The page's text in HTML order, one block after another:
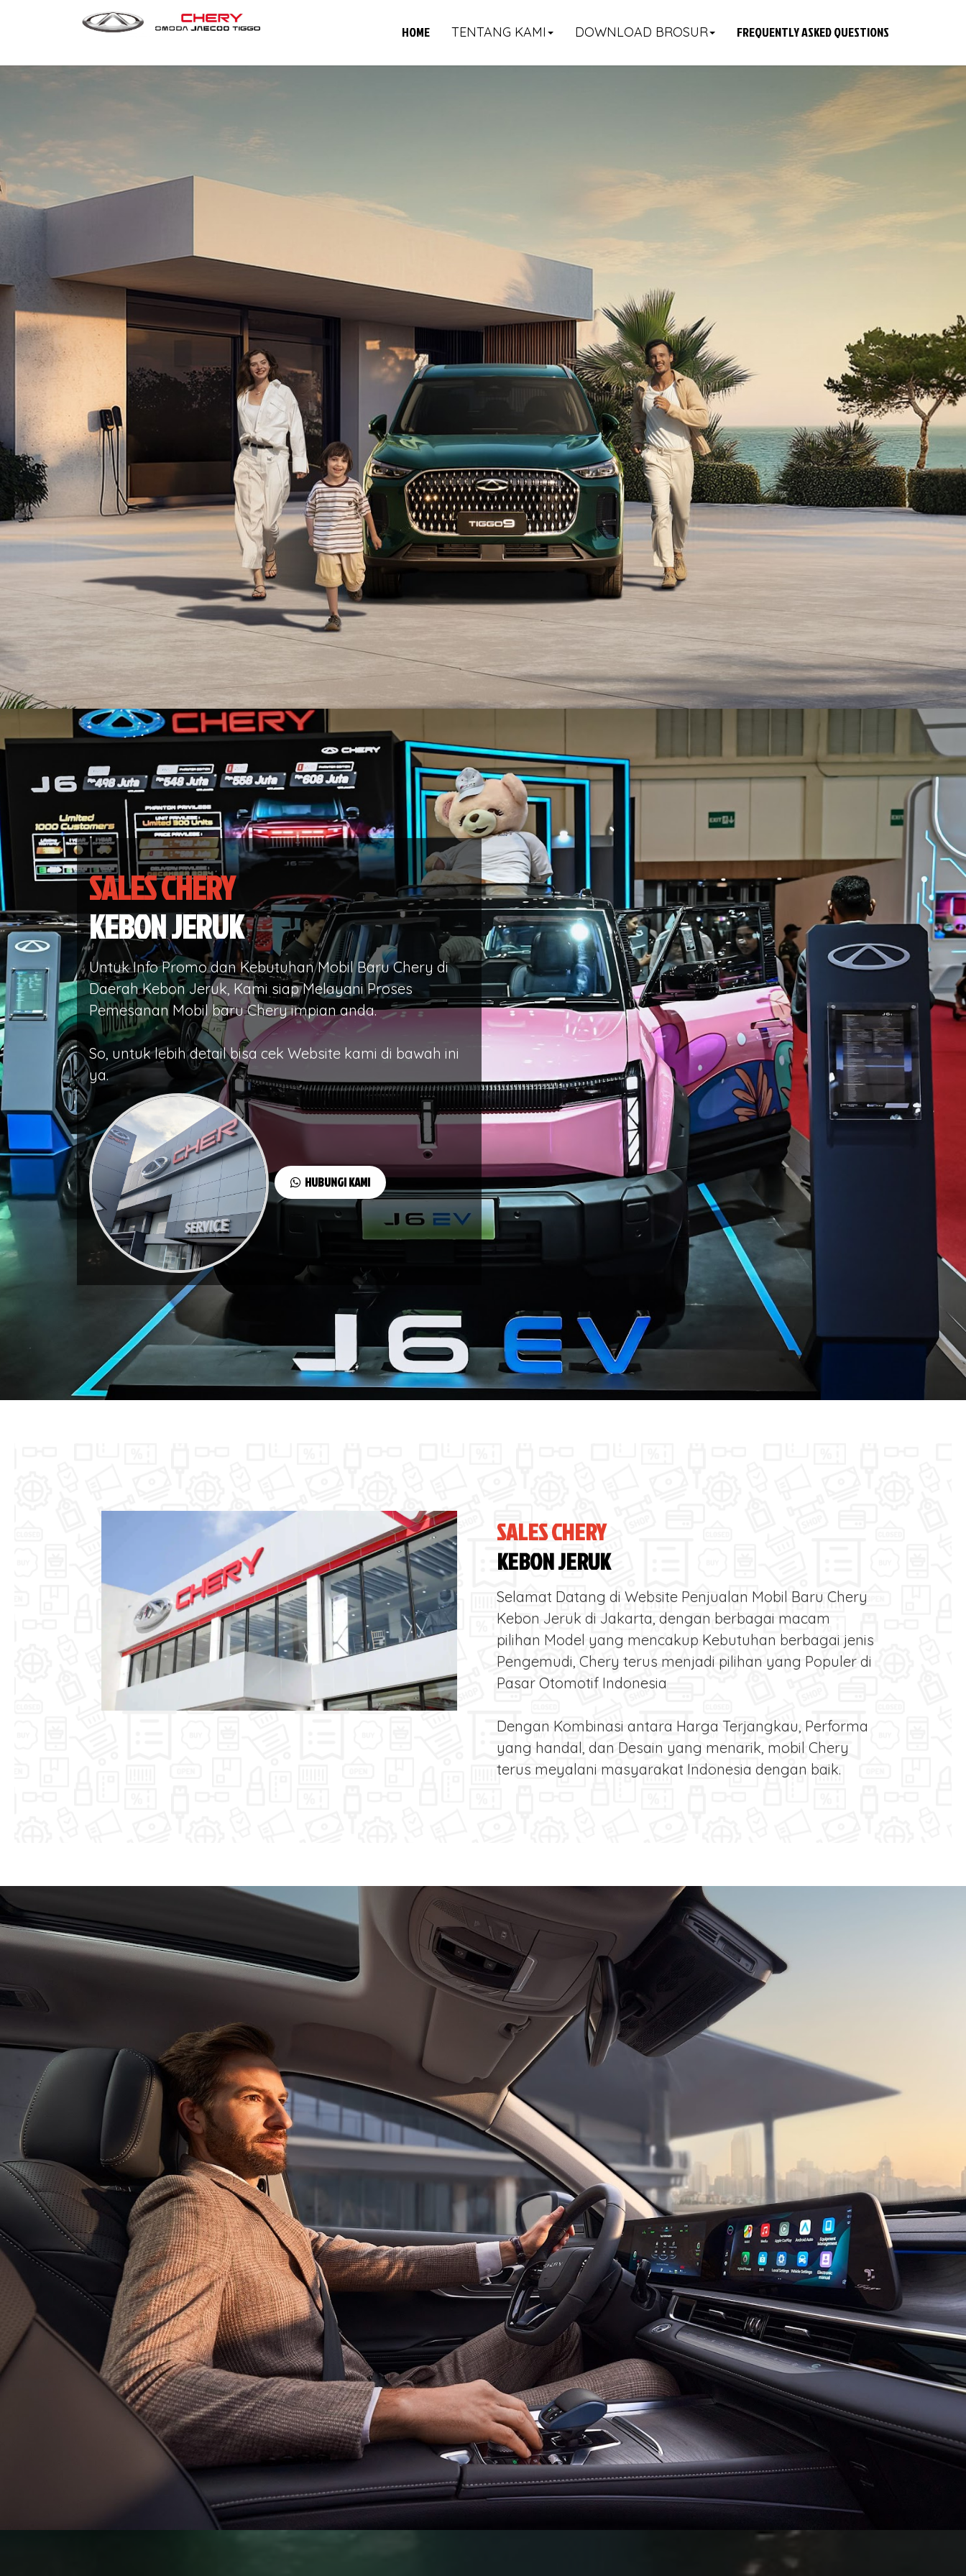
HOME TENTANG KAMI DOWNLOAD BROSUR FREQUENTLY ASKED QUESTIONS
SALES CHERY
KEBON JERUK
Untuk Info Promo dan Kebutuhan Mobil Baru Chery di
Daerah Kebon Jeruk, Kami siap Melayani Proses
Pemesanan Mobil baru Chery impian anda.
So, untuk lebih detail bisa cek Website kami di bawah ini
ya.
HUBUNGI KAMI
SALES CHERY
KEBON JERUK
Selamat Datang di Website Penjualan Mobil Baru Chery
Kebon Jeruk di Jakarta, dengan berbagai macam
pilihan Model yang mencakup Kebutuhan berbagai jenis
Pengemudi, Chery terus menjadi pilihan yang Populer di
Pasar Otomotif Indonesia
Dengan Kombinasi antara Harga Terjangkau, Performa
yang handal, dan Desain yang menarik, mobil Chery
terus meyalani masyarakat Indonesia dengan baik.